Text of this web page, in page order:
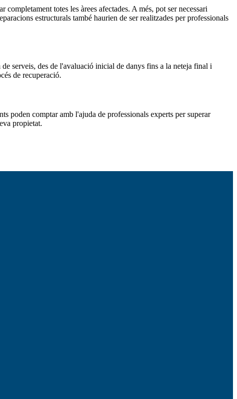
totes les àrees afectades. A més, pot ser necessari
estructurals també haurien de ser realitzades per professionals
serveis, des de l'avaluació inicial de danys fins a la neteja final i
de recuperació.
poden comptar amb l'ajuda de professionals experts per superar
propietat.